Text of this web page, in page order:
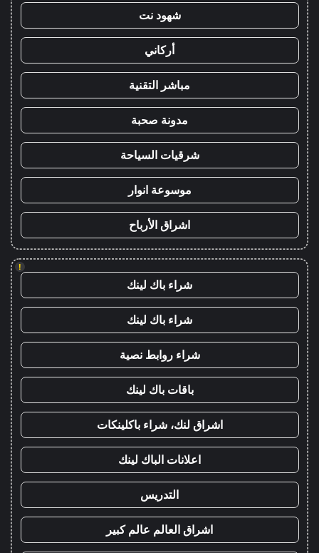
شهود نت
أركاني
مباشر التقنية
مدونة صحبة
شرقيات السياحة
موسوعة انوار
اشراق الأرباح
!
شراء باك لينك
شراء باك لينك
شراء روابط نصية
باقات باك لينك
اشراق لنك، شراء باكلينكات
اعلانات الباك لينك
التدريس
اشراق العالم عالم كبير